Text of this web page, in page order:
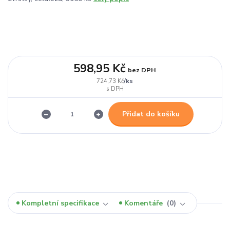
724,73 Kč/ks
598,95 Kč bez DPH
Přidat do košíku
Kompletní specifikace Komentáře 0